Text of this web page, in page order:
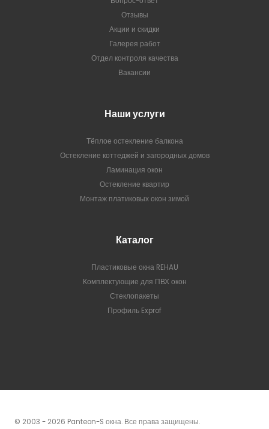
Отзывы
Акции и скидки
Галерея работ
Отдел контроля качества
Вакансии
Наши услуги
Тёплое остекление балкона
Остекление коттеджей и загородных домов
Ламинация окон
Остекление квартир
Монтаж платиковых окон зимой
Каталог
Пластиковые окна REHAU
Комплектующие для ПВХ окон
Стеклопакеты
Профиль Exprof
© 2003 - 2026 Panteon-S окна. Все права защищены.